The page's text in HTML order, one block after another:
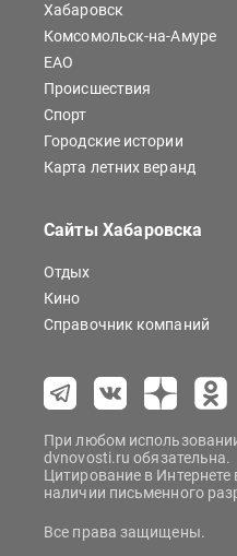
Хабаровск
Комсомольск-на-Амуре
ЕАО
Происшествия
Спорт
Городские истории
Карта летних веранд
Сайты Хабаровска
Отдых
Кино
Справочник компаний
При любом
dvnovosti.ru обязательна.
Цитирование в
наличии письменного
Все права защищены.